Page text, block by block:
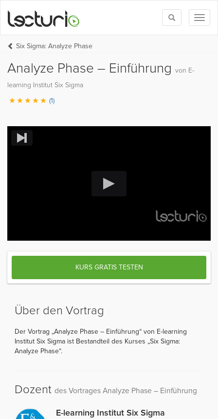
Toggle
search
Six Sigma: Analyze Phase
Analyze Phase – Einführung von E-
learning Institut Six Sigma
(1)
KURS GRATIS TESTEN
Über den Vortrag
Der Vortrag „Analyze Phase – Einführung“ von E-learning
Institut Six Sigma ist Bestandteil des Kurses „Six Sigma:
Analyze Phase“.
Dozent des Vortrages Analyze Phase – Einführung
E-learning Institut Six Sigma